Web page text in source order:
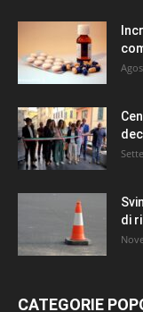
di
CATEGORIE